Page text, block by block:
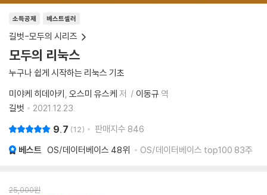
소득공제 베스트셀러
길벗-모두의 시리즈
모두의 리눅스
누구나 쉽게 시작하는 리눅스 기초
미야케 히데아키 오스미 유스케 저 이동규 역
길벗
2021.12.23.
9.7 12 판매지수 846
베스트 OS/데이터베이스 48위 OS/데이터베이스 top100 83주
25,000원